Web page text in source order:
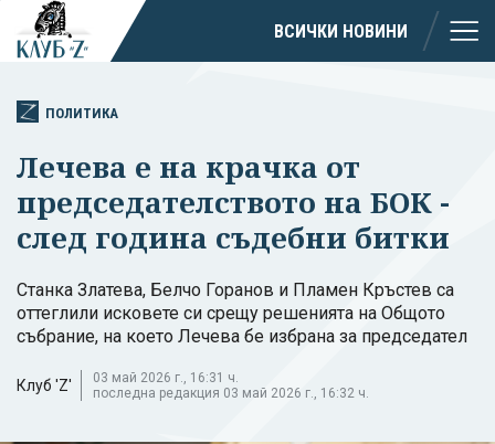
ВСИЧКИ НОВИНИ
ПОЛИТИКА
Лечева е на крачка от
председателството на БОК -
след година съдебни битки
Станка Златева, Белчо Горанов и Пламен Кръстев са
оттеглили исковете си срещу решенията на Общото
събрание, на което Лечева бе избрана за председател
Клуб 'Z'
03 май 2026 г., 16:31 ч.
последна редакция 03 май 2026 г., 16:32 ч.